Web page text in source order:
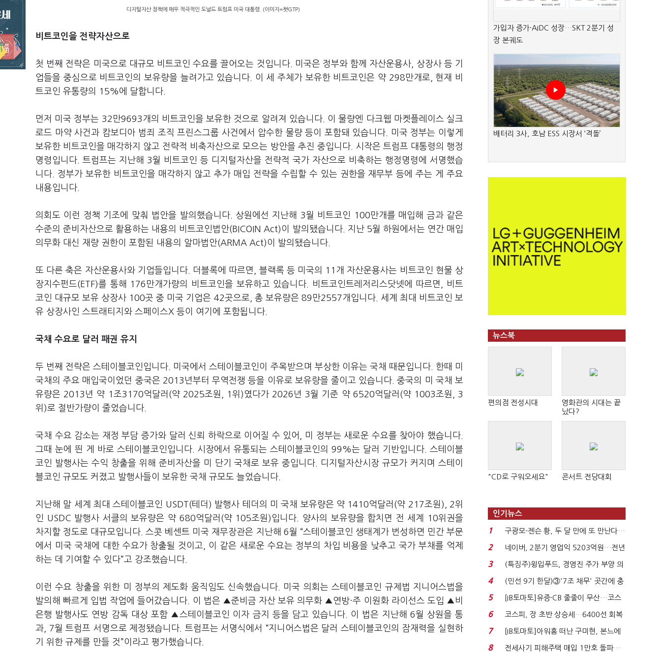
디지털자산 정책에 매우 적극적인 도널드 트럼프 미국 대통령. (이미지=챗GTP)
비트코인을 전략자산으로
첫 번째 전략은 미국으로 대규모 비트코인 수요를 끌어오는 것입니다. 미국은 정부와 함께 자산운용사, 상장사 등 기
업들을 중심으로 비트코인의 보유량을 늘려가고 있습니다. 이 세 주체가 보유한 비트코인은 약 298만개로, 현재 비
트코인 유통량의 15%에 달합니다.
먼저 미국 정부는 32만9693개의 비트코인을 보유한 것으로 알려져 있습니다. 이 물량엔 다크웹 마켓플레이스 실크
로드 마약 사건과 캄보디아 범죄 조직 프린스그룹 사건에서 압수한 물량 등이 포함돼 있습니다. 미국 정부는 이렇게
보유한 비트코인을 매각하지 않고 전략적 비축자산으로 모으는 방안을 추진 중입니다. 시작은 트럼프 대통령의 행정
명령입니다. 트럼프는 지난해 3월 비트코인 등 디지털자산을 전략적 국가 자산으로 비축하는 행정명령에 서명했습
니다. 정부가 보유한 비트코인을 매각하지 않고 추가 매입 전략을 수립할 수 있는 권한을 재무부 등에 주는 게 주요
내용입니다.
의회도 이런 정책 기조에 맞춰 법안을 발의했습니다. 상원에선 지난해 3월 비트코인 100만개를 매입해 금과 같은
수준의 준비자산으로 활용하는 내용의 비트코인법안(BICOIN Act)이 발의됐습니다. 지난 5월 하원에서는 연간 매입
의무화 대신 재량 권한이 포함된 내용의 알마법안(ARMA Act)이 발의됐습니다.
또 다른 축은 자산운용사와 기업들입니다. 더블록에 따르면, 블랙록 등 미국의 11개 자산운용사는 비트코인 현물 상
장지수펀드(ETF)를 통해 176만개가량의 비트코인을 보유하고 있습니다. 비트코인트레저리스닷넷에 따르면, 비트
코인 대규모 보유 상장사 100곳 중 미국 기업은 42곳으로, 총 보유량은 89만2557개입니다. 세계 최대 비트코인 보
유 상장사인 스트래티지와 스페이스X 등이 여기에 포함됩니다.
국채 수요로 달러 패권 유지
두 번째 전략은 스테이블코인입니다. 미국에서 스테이블코인이 주목받으며 부상한 이유는 국채 때문입니다. 한때 미
국채의 주요 매입국이었던 중국은 2013년부터 무역전쟁 등을 이유로 보유량을 줄이고 있습니다. 중국의 미 국채 보
유량은 2013년 약 1조3170억달러(약 2025조원, 1위)였다가 2026년 3월 기준 약 6520억달러(약 1003조원, 3
위)로 절반가량이 줄었습니다.
국채 수요 감소는 재정 부담 증가와 달러 신뢰 하락으로 이어질 수 있어, 미 정부는 새로운 수요를 찾아야 했습니다.
그때 눈에 띈 게 바로 스테이블코인입니다. 시장에서 유통되는 스테이블코인의 99%는 달러 기반입니다. 스테이블
코인 발행사는 수익 창출을 위해 준비자산을 미 단기 국채로 보유 중입니다. 디지털자산시장 규모가 커지며 스테이
블코인 규모도 커졌고 발행사들이 보유한 국채 규모도 늘었습니다.
지난해 말 세계 최대 스테이블코인 USDT(테더) 발행사 테더의 미 국채 보유량은 약 1410억달러(약 217조원), 2위
인 USDC 발행사 서클의 보유량은 약 680억달러(약 105조원)입니다. 양사의 보유량을 합치면 전 세계 10위권을
차지할 정도로 대규모입니다. 스콧 베센트 미국 재무장관은 지난해 6월 “스테이블코인 생태계가 번성하면 민간 부문
에서 미국 국채에 대한 수요가 창출될 것이고, 이 같은 새로운 수요는 정부의 차입 비용을 낮추고 국가 부채를 억제
하는 데 기여할 수 있다”고 강조했습니다.
이런 수요 창출을 위한 미 정부의 제도화 움직임도 신속했습니다. 미국 의회는 스테이블코인 규제법 지니어스법을
발의해 빠르게 입법 작업에 들어갔습니다. 이 법은 ▲준비금 자산 보유 의무화 ▲연방·주 이원화 라이선스 도입 ▲비
은행 발행사도 연방 감독 대상 포함 ▲스테이블코인 이자 금지 등을 담고 있습니다. 이 법은 지난해 6월 상원을 통
과, 7월 트럼프 서명으로 제정됐습니다. 트럼프는 서명식에서 “지니어스법은 달러 스테이블코인의 잠재력을 실현하
기 위한 규제를 만들 것”이라고 평가했습니다.
가입자 증가·AIDC 성장…SKT 2분기 성
장 본궤도
배터리 3사, 호남 ESS 시장서 ‘격돌’
뉴스북
편의점 전성시대
영화관의 시대는 끝
났다?
"CD로 구워오세요" 콘서트 전당대회
인기뉴스
1
구광모-젠슨 황, 두 달 만에 또 만난다…
로봇·AI 등 논...
2
네이버, 2분기 영업익 5203억원…전년
비 0.2% 감소...
3
(특징주)윙입푸드, 경영진 주가 부양 의
지에 상한가...
4
(민선 9기 한달)③'7조 채무' 곳간에 충
격…추미애, 20년...
5
[IB토마토]유증·CB 줄줄이 무산…코스
닥 벌점 급증에 ...
6
코스피, 장 초반 상승세…6400선 회복
시도
7
[IB토마토]아워홈 떠난 구미현, 본느에
340억 베팅…가...
8
전세사기 피해주택 매입 1만호 돌파…